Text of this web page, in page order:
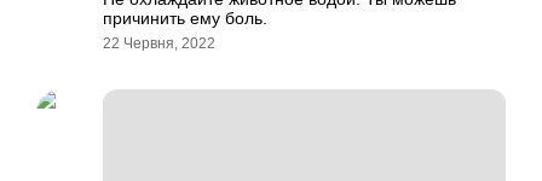
причинить ему боль.
22 Червня, 2022